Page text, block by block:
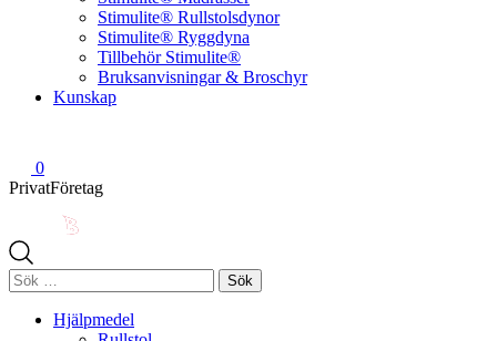
Stimulite® Rullstolsdynor
Stimulite® Ryggdyna
Tillbehör Stimulite®
Bruksanvisningar & Broschyr
Kunskap
0
PrivatFöretag
Sök
efter:
Hjälpmedel